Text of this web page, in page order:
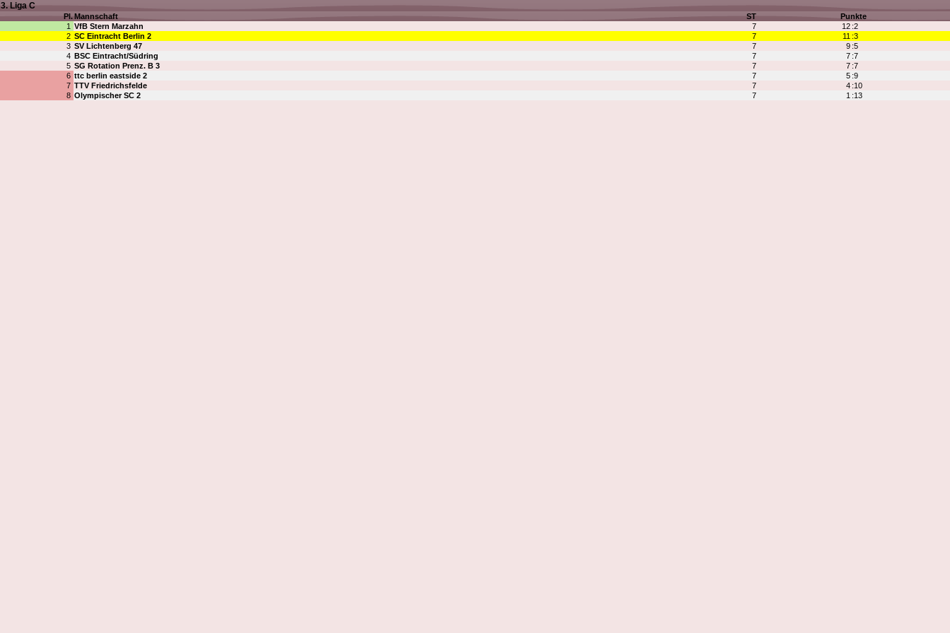
3. Liga C
Pl.Mannschaft ST
Punkte
1 VfB Stern Marzahn 7 12 :2
2 SC Eintracht Berlin 2 7 11 :3
3 SV Lichtenberg 47 7 9 :5
4 BSC Eintracht/Südring 7 7 :7
5 SG Rotation Prenz. B 3 7 7 :7
6 ttc berlin eastside 2 7 5 :9
7 TTV Friedrichsfelde 7 4 :10
8 Olympischer SC 2 7 1 :13